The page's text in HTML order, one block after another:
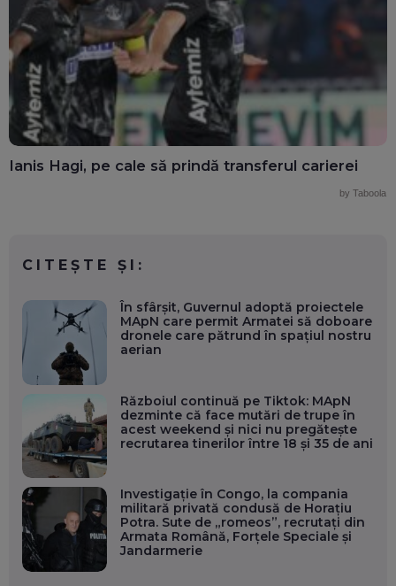
Ianis Hagi, pe cale să prindă transferul carierei
by Taboola
CITEȘTE ȘI:
În sfârșit, Guvernul adoptă proiectele
MApN care permit Armatei să doboare
dronele care pătrund în spațiul nostru
aerian
Războiul continuă pe Tiktok: MApN
dezminte că face mutări de trupe în
acest weekend și nici nu pregătește
recrutarea tinerilor între 18 și 35 de ani
Investigație în Congo, la compania
militară privată condusă de Horațiu
Potra. Sute de „romeos”, recrutați din
Armata Română, Forțele Speciale și
Jandarmerie